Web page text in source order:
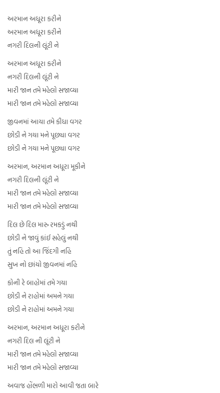
અરમાન અધૂરા કરીને
અરમાન અધૂરા કરીને
નગરી દિલની લૂંટી ને
અરમાન અધૂરા કરીને
નગરી દિલની લૂંટી ને
મારી જાન તમે મહેલો સજાવ્યા
મારી જાન તમે મહેલો સજાવ્યા
જીવનમાં આયા તમે કીધા વગર
છોડી ને ગયા મને પૂછ્યા વગર
છોડી ને ગયા મને પૂછ્યા વગર
અરમાન, અરમાન અધૂરા મૂકીને
નગરી દિલની લૂંટી ને
મારી જાન તમે મહેલો સજાવ્યા
મારી જાન તમે મહેલો સજાવ્યા
દિલ છે દિલ મારુ રમકડું નથી
છોડી ને જાવું કાંઈ સહેલું નથી
તું નહિ તો આ જિંદગી નહિ
સુખ નો છાંયો જીવનમાં નહિ
કોની રે બાહોમાં તમે ગયા
છોડી ને રાહોમાં અમને ગયા
છોડી ને રાહોમાં અમને ગયા
અરમાન, અરમાન અધૂરા કરીને
નગરી દિલ ની લૂંટી ને
મારી જાન તમે મહેલો સજાવ્યા
મારી જાન તમે મહેલો સજાવ્યા
અવાજ હોંભળી મારો આવી જતા બારે